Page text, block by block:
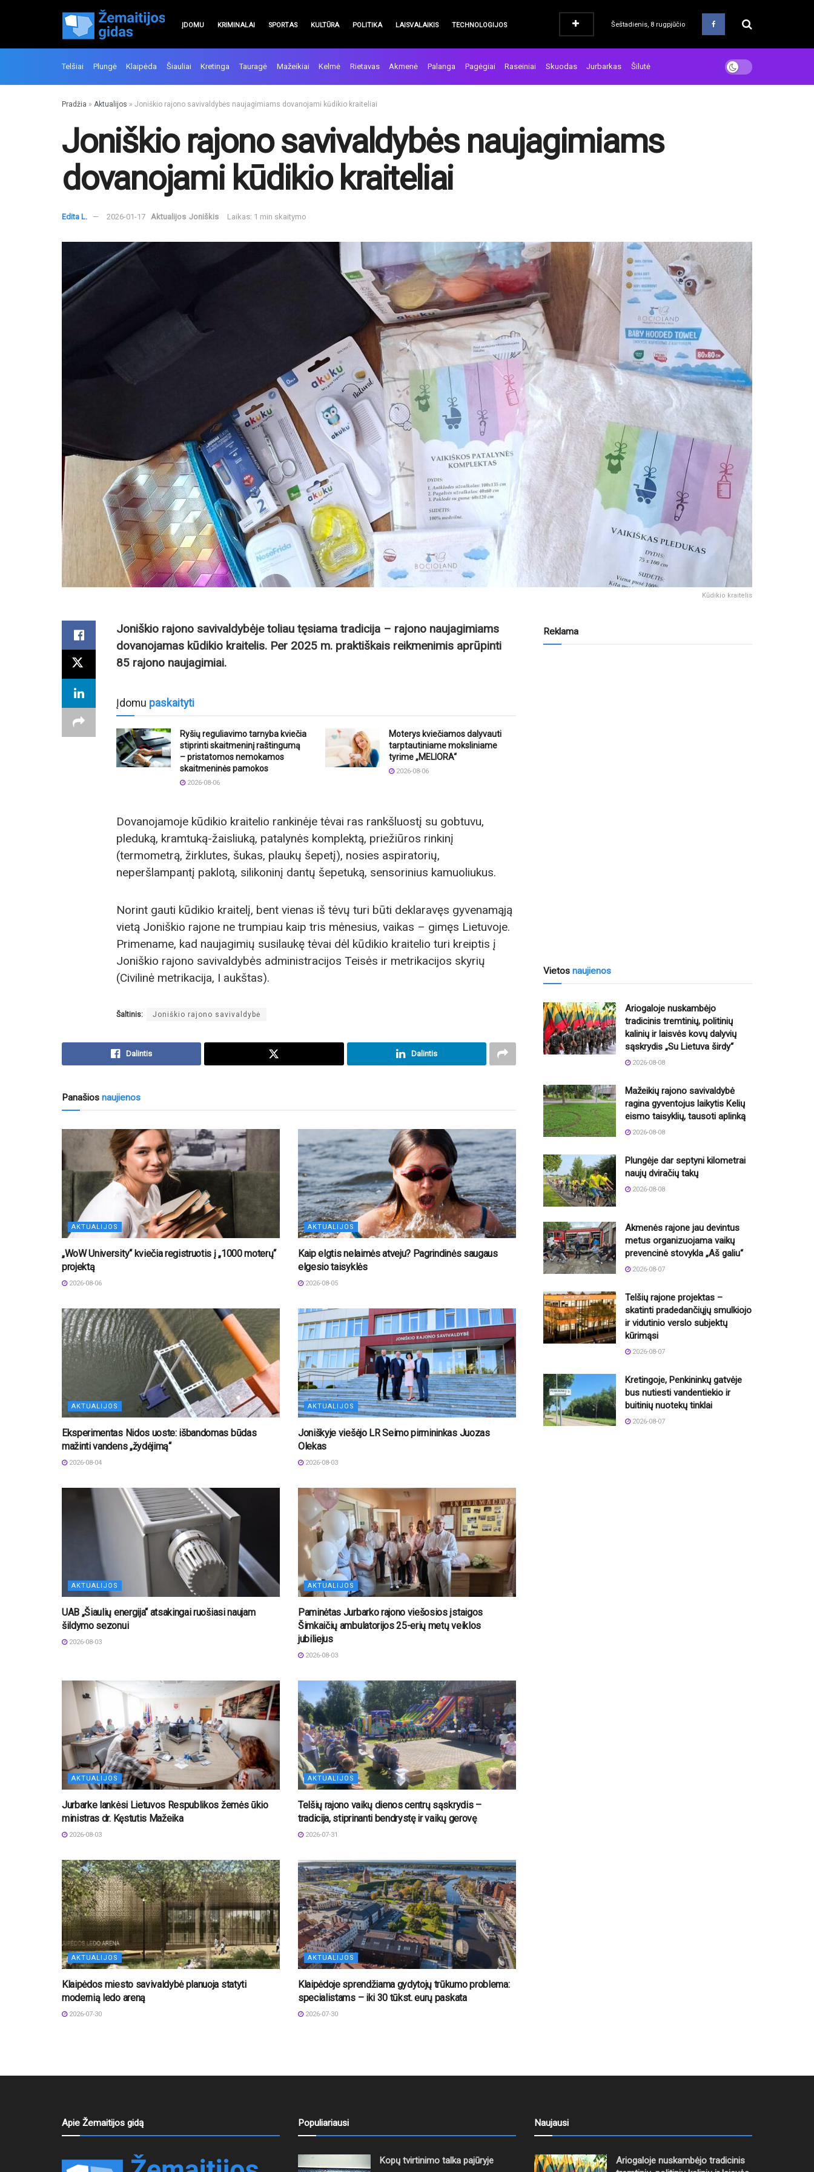
ĮDOMU KRIMINALAI SPORTAS KULTŪRA POLITIKA LAISVALAIKIS TECHNOLOGIJOS Šeštadienis, 8 rugpjūčio
Telšiai Plungė Klaipėda Šiauliai Kretinga Tauragė Mažeikiai Kelmė Rietavas Akmenė Palanga Pagėgiai Raseiniai Skuodas Jurbarkas Šilutė
Pradžia » Aktualijos » Joniškio rajono savivaldybės naujagimiams dovanojami kūdikio kraiteliai
Joniškio rajono savivaldybės naujagimiams
dovanojami kūdikio kraiteliai
Edita L. 2026-01-17 Aktualijos Joniškis Laikas: 1 min skaitymo
Kūdikio kraitelis
Joniškio rajono savivaldybėje toliau tęsiama tradicija – rajono naujagimiams
dovanojamas kūdikio kraitelis. Per 2025 m. praktiškais reikmenimis aprūpinti
85 rajono naujagimiai.
Įdomu paskaityti
Ryšių reguliavimo tarnyba kviečia
stiprinti skaitmeninį raštingumą
– pristatomos nemokamos
skaitmeninės pamokos
2026-08-06
Moterys kviečiamos dalyvauti
tarptautiniame moksliniame
tyrime „MELIORA“
2026-08-06
Dovanojamoje kūdikio kraitelio rankinėje tėvai ras rankšluostį su gobtuvu,
pleduką, kramtuką-žaisliuką, patalynės komplektą, priežiūros rinkinį
(termometrą, žirklutes, šukas, plaukų šepetį), nosies aspiratorių,
neperšlampantį paklotą, silikoninį dantų šepetuką, sensorinius kamuoliukus.
Norint gauti kūdikio kraitelį, bent vienas iš tėvų turi būti deklaravęs gyvenamąją
vietą Joniškio rajone ne trumpiau kaip tris mėnesius, vaikas – gimęs Lietuvoje.
Primename, kad naujagimių susilaukę tėvai dėl kūdikio kraitelio turi kreiptis į
Joniškio rajono savivaldybės administracijos Teisės ir metrikacijos skyrių
(Civilinė metrikacija, I aukštas).
Šaltinis: Joniškio rajono savivaldybė
Dalintis Dalintis
Panašios naujienos
AKTUALIJOS
„WoW University“ kviečia registruotis į „1000 moterų“
projektą
2026-08-06
AKTUALIJOS
Kaip elgtis nelaimės atveju? Pagrindinės saugaus
elgesio taisyklės
2026-08-05
AKTUALIJOS
Eksperimentas Nidos uoste: išbandomas būdas
mažinti vandens „žydėjimą“
2026-08-04
AKTUALIJOS
Joniškyje viešėjo LR Seimo pirmininkas Juozas
Olekas
2026-08-03
AKTUALIJOS
UAB „Šiaulių energija“ atsakingai ruošiasi naujam
šildymo sezonui
2026-08-03
AKTUALIJOS
Paminėtas Jurbarko rajono viešosios įstaigos
Šimkaičių ambulatorijos 25-erių metų veiklos
jubiliejus
2026-08-03
AKTUALIJOS
Jurbarke lankėsi Lietuvos Respublikos žemės ūkio
ministras dr. Kęstutis Mažeika
2026-08-03
AKTUALIJOS
Telšių rajono vaikų dienos centrų sąskrydis –
tradicija, stiprinanti bendrystę ir vaikų gerovę
2026-07-31
AKTUALIJOS
Klaipėdos miesto savivaldybė planuoja statyti
modernią ledo areną
2026-07-30
AKTUALIJOS
Klaipėdoje sprendžiama gydytojų trūkumo problema:
specialistams – iki 30 tūkst. eurų paskata
2026-07-30
Reklama
Vietos naujienos
Ariogaloje nuskambėjo
tradicinis tremtinių, politinių
kalinių ir laisvės kovų dalyvių
sąskrydis „Su Lietuva širdy“
2026-08-08
Mažeikių rajono savivaldybė
ragina gyventojus laikytis Kelių
eismo taisyklių, tausoti aplinką
2026-08-08
Plungėje dar septyni kilometrai
naujų dviračių takų
2026-08-08
Akmenės rajone jau devintus
metus organizuojama vaikų
prevencinė stovykla „Aš galiu“
2026-08-07
Telšių rajone projektas –
skatinti pradedančiųjų smulkiojo
ir vidutinio verslo subjektų
kūrimąsi
2026-08-07
Kretingoje, Penkininkų gatvėje
bus nutiesti vandentiekio ir
buitinių nuotekų tinklai
2026-08-07
Apie Žemaitijos gidą Populiariausi
Kopų tvirtinimo talka pajūryje
Naujausi
Ariogaloje nuskambėjo tradicinis